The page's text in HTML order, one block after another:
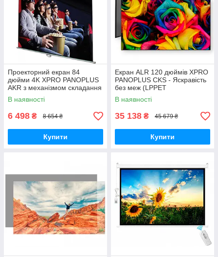
Проекторний екран 84
дюйми 4K XPRO PANOPLUS
AKR з механізмом складання
(SNM-6_4700)
В наявності
6 498 ₴ 8 654 ₴
Купити
Екран ALR 120 дюймів XPRO
PANOPLUS CKS - Яскравість
без меж (LPPET
CrBSPFabric120_27499)
В наявності
35 138 ₴ 45 679 ₴
Купити